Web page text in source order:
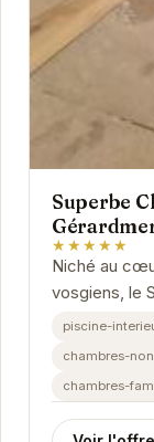
Superbe
★★★★★
Niché au
vosgiens, le
refuge idéal
piscine-
chambres-
chambres-